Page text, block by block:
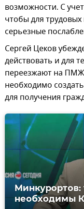
возможности. С
чтобы для
серьезные
Сергей Цеков
действовать и для
переезжают на ПМЖ
необходимо
для получения
необходимы